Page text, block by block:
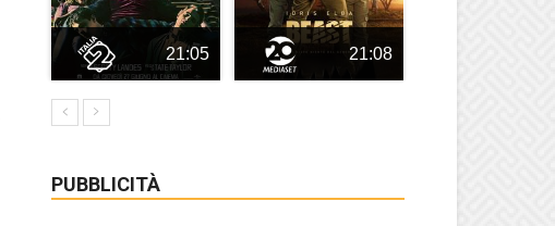
21:05 21:08
PUBBLICITÀ